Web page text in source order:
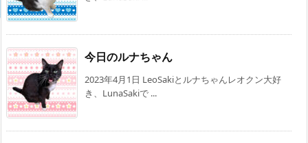
今日のルナちゃん
2023年4月1日 LeoSakiとルナちゃんレオクン大好
き、LunaSakiで ...